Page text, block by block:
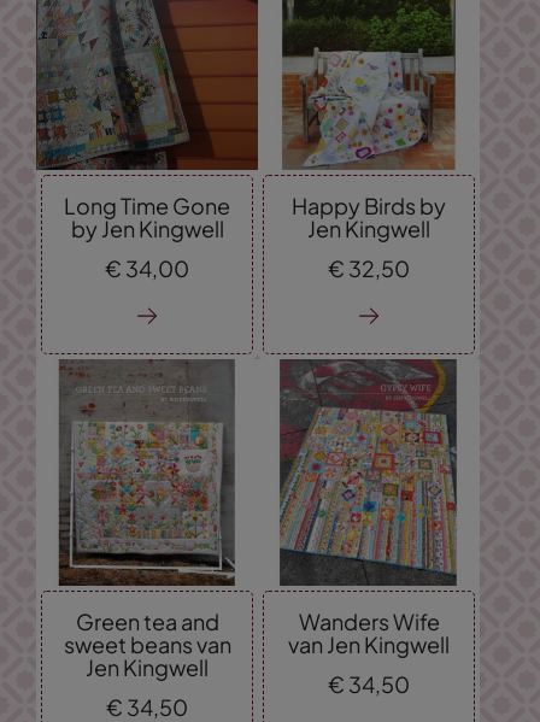
Long Time Gone
by Jen Kingwell
€ 34,00
Happy Birds by
Jen Kingwell
€ 32,50
Green tea and
sweet beans van
Jen Kingwell
€ 34,50
Wanders Wife
van Jen Kingwell
€ 34,50